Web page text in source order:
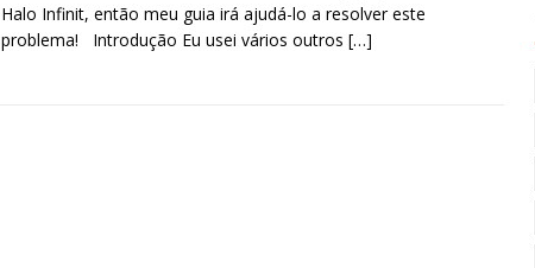
Halo Infinit, então meu guia irá ajudá-lo a resolver este
problema! Introdução Eu usei vários outros […]